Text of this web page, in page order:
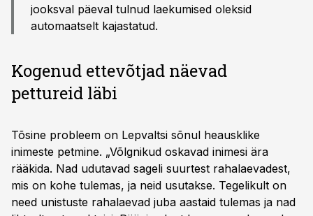
jooksval päeval tulnud laekumised oleksid
automaatselt kajastatud.
Kogenud ettevõtjad näevad
pettureid läbi
Tõsine probleem on Lepvaltsi sõnul heausklike
inimeste petmine. „Võlgnikud oskavad inimesi ära
rääkida. Nad udutavad sageli suurtest rahalaevadest,
mis on kohe tulemas, ja neid usutakse. Tegelikult on
need unistuste rahalaevad juba aastaid tulemas ja nad